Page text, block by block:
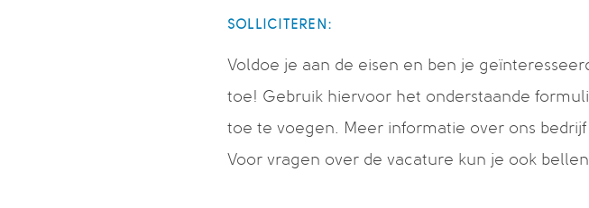
SOLLICITEREN:
Voldoe je aan de eisen en ben je
toe! Gebruik hiervoor het onderstaande
toe te voegen. Meer informatie over ons
Voor vragen over de vacature kun je ook